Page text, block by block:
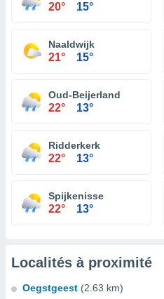
20° 15°
Naaldwijk
21° 15°
Oud-Beijerland
22° 13°
Ridderkerk
22° 13°
Spijkenisse
22° 13°
Localités à proximité
Oegstgeest (2.63 km)